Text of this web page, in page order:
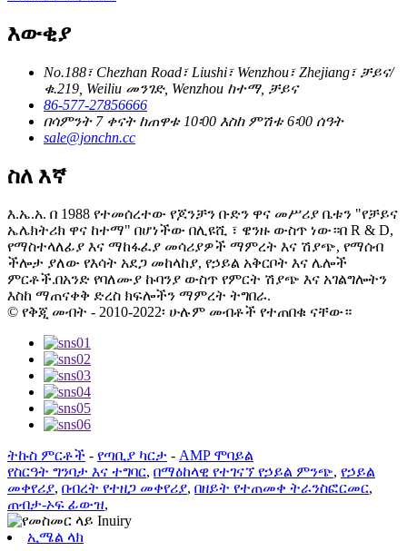
እውቂያ
No.188፣ Chezhan Road፣ Liushi፣ Wenzhou፣ Zhejiang፣ ቻይና/
ቁ.219, Weiliu መንገድ, Wenzhou ከተማ, ቻይና
86-577-27856666
በሳምንት 7 ቀናት ከጠዋቱ 10፡00 እስከ ምሽቱ 6፡00 ሰዓት
sale@jonchn.cc
ስለ እኛ
እ.ኤ.አ. በ 1988 የተመሰረተው የጆንቻን ቡድን ዋና መሥሪያ ቤቱን "የቻይና
ኤሌክትሪክ ዋና ከተማ" በሆነችው በሊዩሺ ፣ ዌንዙ ውስጥ ነው።በ R & D,
የማስተላለፊያ እና ማከፋፈያ መሳሪያዎች ማምረት እና ሽያጭ, የማሰብ
ችሎታ ያለው የእሳት አደጋ መከላከያ, የኃይል አቅርቦት እና ሌሎች
ምርቶች.በአንድ የባለሙያ ኩባንያ ውስጥ የምርት ሽያጭ እና አገልግሎትን
እስከ ማጠናቀቅ ድረስ ክፍሎችን ማምረት ትግበራ.
© የቅጂ መብት - 2010-2022፡ ሁሉም መብቶች የተጠበቁ ናቸው።
ትኩስ ምርቶች - የጣቢያ ካርታ - AMP ሞባይል
የስርዓት ግንባታ እና ተግባር, በማዕከላዊ የተገናኘ የኃይል ምንጭ, የኃይል
መቀየሪያ, በብረት የተዘጋ መቀየሪያ, በዘይት የተጠመቀ ትራንስፎርመር,
ጠብታ-ኦፍ ፊውዝ,
ኢሜል ላክ